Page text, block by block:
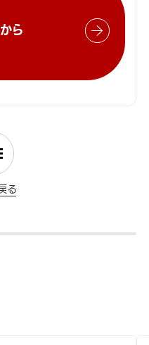
ら
る